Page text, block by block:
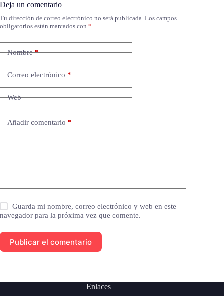
Deja un comentario
Tu dirección de correo electrónico no será publicada. Los campos
obligatorios están marcados con *
Nombre*
Correo electrónico*
Web
Añadir comentario *
Guarda mi nombre, correo electrónico y web en este
navegador para la próxima vez que comente.
Publicar el comentario
Enlaces